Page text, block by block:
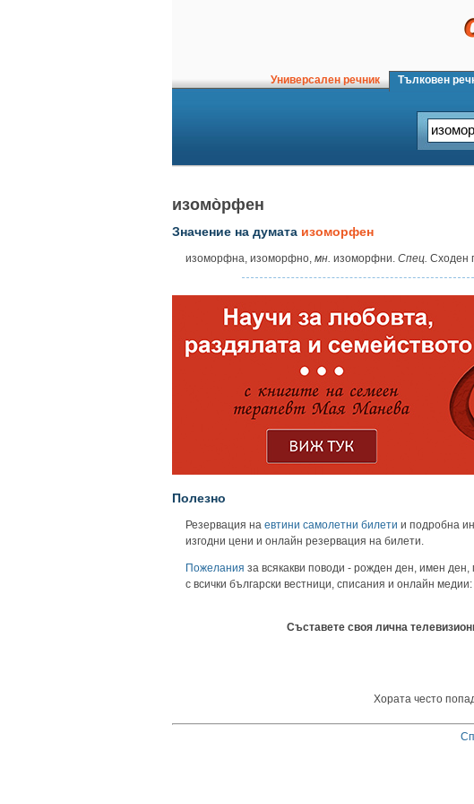
Универсален речник Тълковен
изомо̀рфен
Значение на думата изоморфен
изоморфна, изоморфно, мн. изоморфни. Спец. Сходен
Полезно
Резервация на евтини самолетни билети и подробна
изгодни цени и онлайн резервация на билети.
Пожелания за всякакви поводи - рожден ден, имен
с всички български вестници, списания и онлайн медии:
Съставете своя лична
Хората често